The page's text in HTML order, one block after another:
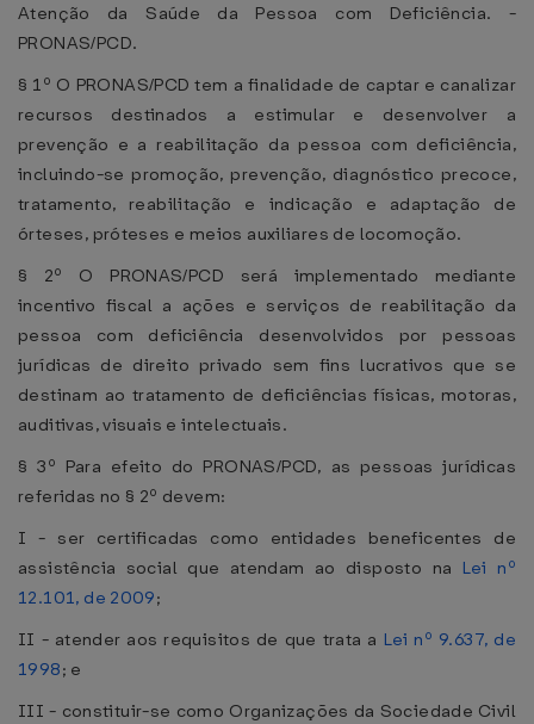
Atenção da Saúde da Pessoa com Deficiência. -
PRONAS/PCD.
§ 1º O PRONAS/PCD tem a finalidade de captar e canalizar
recursos destinados a estimular e desenvolver a
prevenção e a reabilitação da pessoa com deficiência,
incluindo-se promoção, prevenção, diagnóstico precoce,
tratamento, reabilitação e indicação e adaptação de
órteses, próteses e meios auxiliares de locomoção.
§ 2º O PRONAS/PCD será implementado mediante
incentivo fiscal a ações e serviços de reabilitação da
pessoa com deficiência desenvolvidos por pessoas
jurídicas de direito privado sem fins lucrativos que se
destinam ao tratamento de deficiências físicas, motoras,
auditivas, visuais e intelectuais.
§ 3º Para efeito do PRONAS/PCD, as pessoas jurídicas
referidas no § 2º devem:
I - ser certificadas como entidades beneficentes de
assistência social que atendam ao disposto na Lei nº
12.101, de 2009;
II - atender aos requisitos de que trata a Lei nº 9.637, de
1998; e
III - constituir-se como Organizações da Sociedade Civil